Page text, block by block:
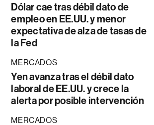
Dólar cae tras débil dato de
empleo en EE.UU. y menor
expectativa de alza de tasas de
la Fed
MERCADOS
Yen avanza tras el débil dato
laboral de EE.UU. y crece la
alerta por posible intervención
MERCADOS